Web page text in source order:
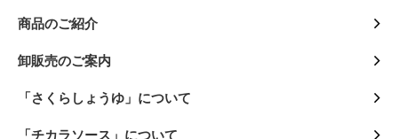
商品のご紹介
卸販売のご案内
「さくらしょうゆ」について
「チカラソース」について